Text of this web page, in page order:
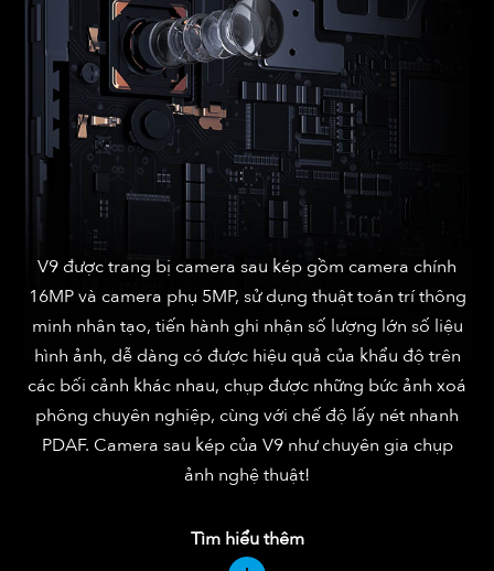
V9 được trang bị camera sau kép gồm camera chính
16MP và camera phụ 5MP, sử dụng thuật toán trí thông
minh nhân tạo, tiến hành ghi nhận số lượng lớn số liệu
hình ảnh, dễ dàng có được hiệu quả của khẩu độ trên
các bối cảnh khác nhau, chụp được những bức ảnh xoá
phông chuyên nghiệp, cùng với chế độ lấy nét nhanh
PDAF. Camera sau kép của V9 như chuyên gia chụp
ảnh nghệ thuật!
Tìm hiểu thêm